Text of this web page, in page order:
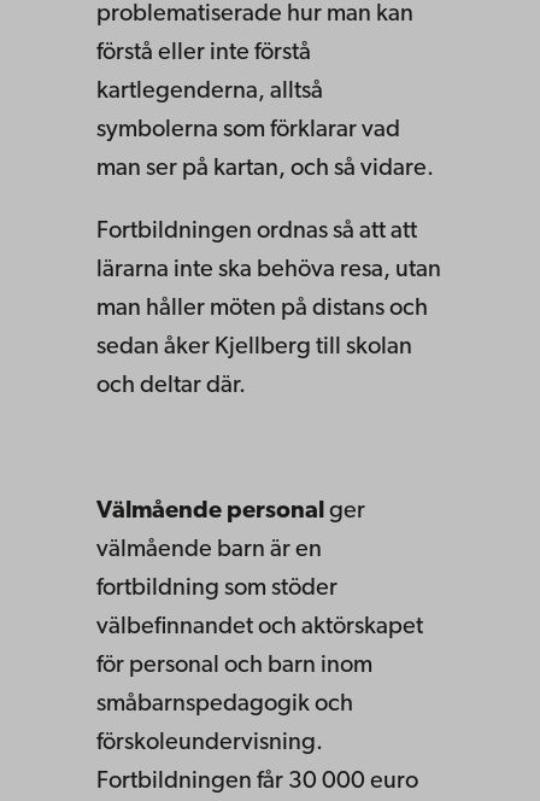
problematiserade hur man kan
förstå eller inte förstå
kartlegenderna, alltså
symbolerna som förklarar vad
man ser på kartan, och så vidare.
Fortbildningen ordnas så att att
lärarna inte ska behöva resa, utan
man håller möten på distans och
sedan åker Kjellberg till skolan
och deltar där.
Välmående personal ger
välmående barn är en
fortbildning som stöder
välbefinnandet och aktörskapet
för personal och barn inom
småbarnspedagogik och
förskoleundervisning.
Fortbildningen får 30 000 euro